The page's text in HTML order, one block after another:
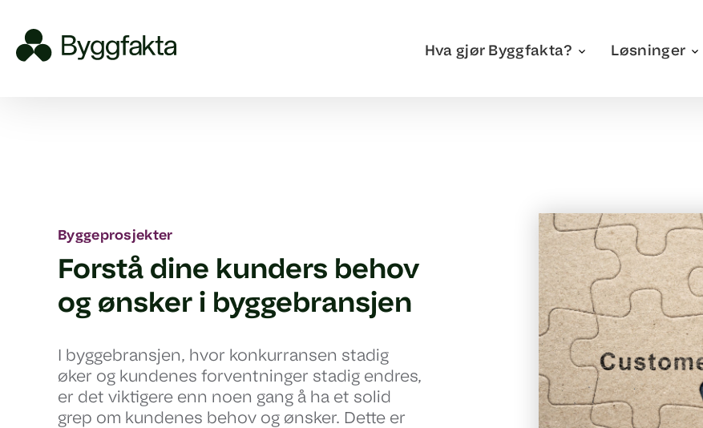
Hva gjør Byggfakta? Løsninger
Byggeprosjekter
Forstå dine kunders behov
og ønsker i byggebransjen
I byggebransjen, hvor konkurransen stadig
øker og kundenes forventninger stadig endres,
er det viktigere enn noen gang å ha et solid
grep om kundenes behov og ønsker. Dette er